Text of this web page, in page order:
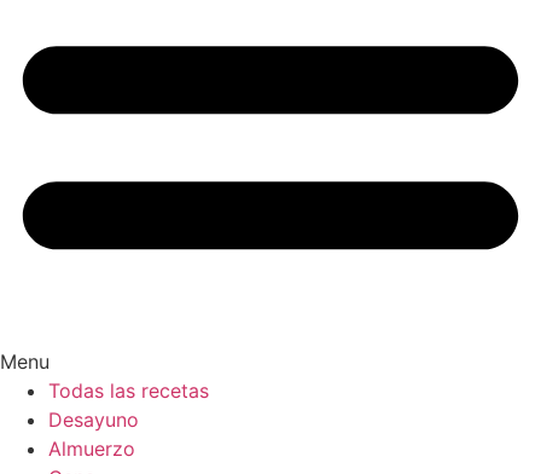
Menu
Todas las recetas
Desayuno
Almuerzo